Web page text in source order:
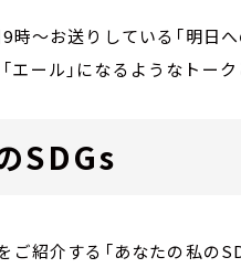
～お送りしている「明日へ
エール」になるようなトー
SDGs
紹介する「あなたの私の